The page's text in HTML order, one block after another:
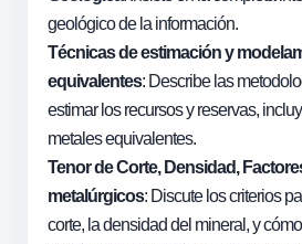
geológico de la información.
Técnicas de estimación y
equivalentes: Describe las
estimar los recursos y reservas,
metales equivalentes.
Tenor de Corte, Densidad,
metalúrgicos: Discute los criterios
corte, la densidad del mineral, y